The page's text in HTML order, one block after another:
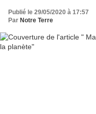
Publié le 29/05/2020 à 17:57
Par Notre Terre